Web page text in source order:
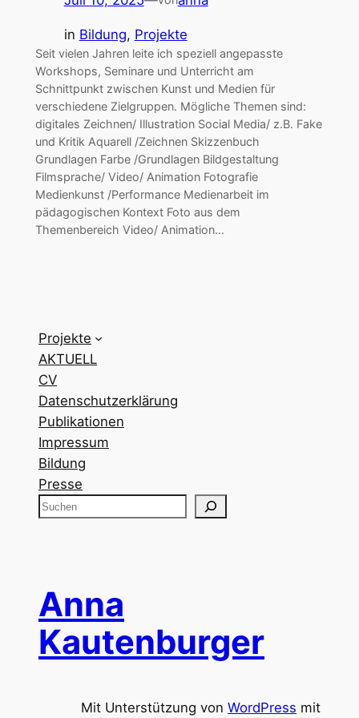
in Bildung, Projekte
Seit vielen Jahren leite ich speziell angepasste
Workshops, Seminare und Unterricht am
Schnittpunkt zwischen Kunst und Medien für
verschiedene Zielgruppen. Mögliche Themen sind:
digitales Zeichnen/ Illustration Social Media/ z.B. Fake
und Kritik Aquarell /Zeichnen Skizzenbuch
Grundlagen Farbe /Grundlagen Bildgestaltung
Filmsprache/ Video/ Animation Fotografie
Medienkunst /Performance Medienarbeit im
pädagogischen Kontext Foto aus dem
Themenbereich Video/ Animation…
Projekte
AKTUELL
CV
Datenschutzerklärung
Publikationen
Impressum
Bildung
Presse
S
n
Anna
Kautenburger
Mit Unterstützung von WordPress mit